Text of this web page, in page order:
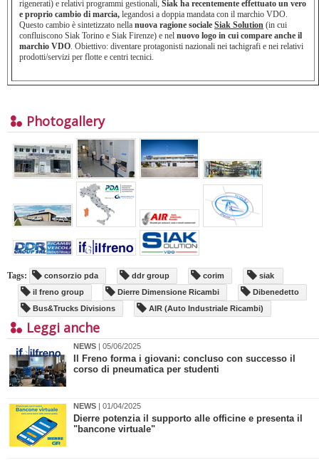
rigenerati) e relativi programmi gestionali, Siak ha recentemente effettuato un vero
e proprio cambio di marcia, legandosi a doppia mandata con il marchio VDO.
Questo cambio è sintetizzato nella nuova ragione sociale Siak Solution (in cui
confluiscono Siak Torino e Siak Firenze) e nel nuovo logo in cui compare anche il
marchio VDO. Obiettivo: diventare protagonisti nazionali nei tachigrafi e nei relativi
prodotti/servizi per flotte e centri tecnici.
Photogallery
Tags: consorzio pda ddr group corim
siak
il freno group
Dierre Dimensione Ricambi
Dibenedetto
Bus&Trucks Divisions
AIR (Auto Industriale Ricambi)
Leggi anche
NEWS | 05/06/2025
Il Freno forma i giovani: concluso con successo il
corso di pneumatica per studenti
NEWS | 01/04/2025
Dierre potenzia il supporto alle officine e presenta il
"bancone virtuale"